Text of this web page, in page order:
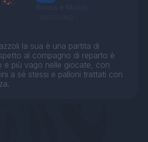
la sua è una partita di
al compagno di reparto è
e più vago nelle giocate, con
a sé stessi e palloni trattati con